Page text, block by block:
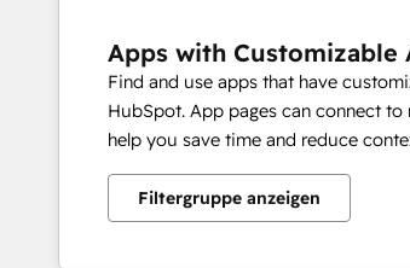
Apps with Customizable
Find and use apps that have
HubSpot. App pages can connect
help you save time and reduce
Filtergruppe anzeigen